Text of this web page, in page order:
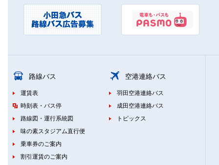
路線バス
運賃表
時刻表・バス停
路線図・運行系統図
味の素スタジアム直行便
乗車券のご案内
割引運賃のご案内
空港連絡バス
羽田空港連絡バス
成田空港連絡バス
トピックス